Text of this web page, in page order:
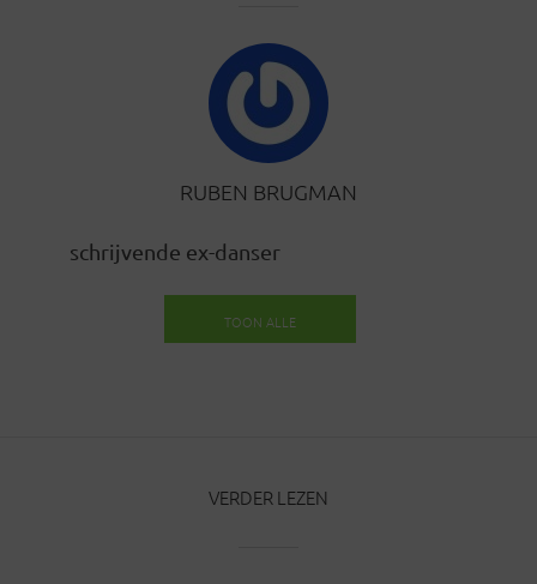
RUBEN BRUGMAN
schrijvende ex-danser
TOON ALLE
VERDER LEZEN